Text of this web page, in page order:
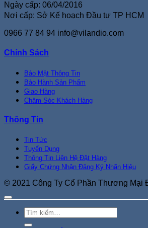
Ngày cấp: 06/04/2016
Nơi cấp: Sở Kế hoạch Đầu tư TP HCM
0966 77 84 94 info@vilandio.com
Chính Sách
Bảo Mật Thông Tin
Bảo Hành Sản Phẩm
Giao Hàng
Chăm Sóc Khách Hàng
Thông Tin
Tin Tức
Tuyển Dụng
Thông Tin Liên Hệ Đặt Hàng
Giấy Chứng Nhận Đăng Ký Nhãn Hiệu
© 2021 Công Ty Cổ Phần Thương Mại
Tìm
kiếm: